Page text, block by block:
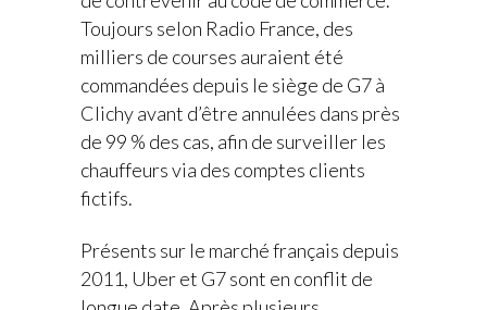
Toujours selon Radio France, des
milliers de courses auraient été
commandées depuis le siège de G7 à
Clichyavant d’être annulées dans près
de 99 % des cas, afin de surveiller les
chauffeurs via des comptes clients
fictifs.
Présents sur le marché français depuis
2011, Uber et G7 sont en conflit de